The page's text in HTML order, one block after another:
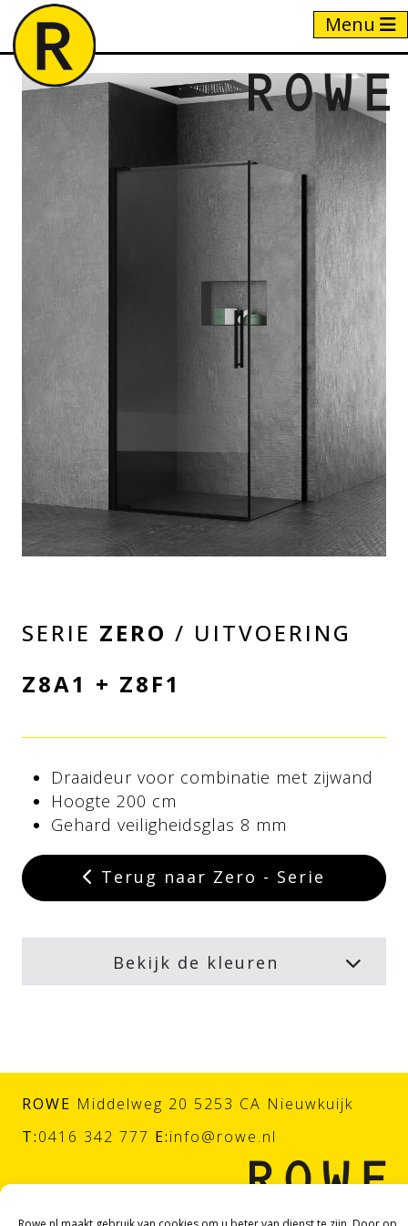
Menu
Home /
SERIE ZERO / UITVOERING
Z8A1 + Z8F1
Draaideur voor combinatie met zijwand
Hoogte 200 cm
Gehard veiligheidsglas 8 mm
Terug naar Zero - Serie
Bekijk de kleuren
ROWE Middelweg 20 5253 CA Nieuwkuijk
T:0416 342 777 E:info@rowe.nl